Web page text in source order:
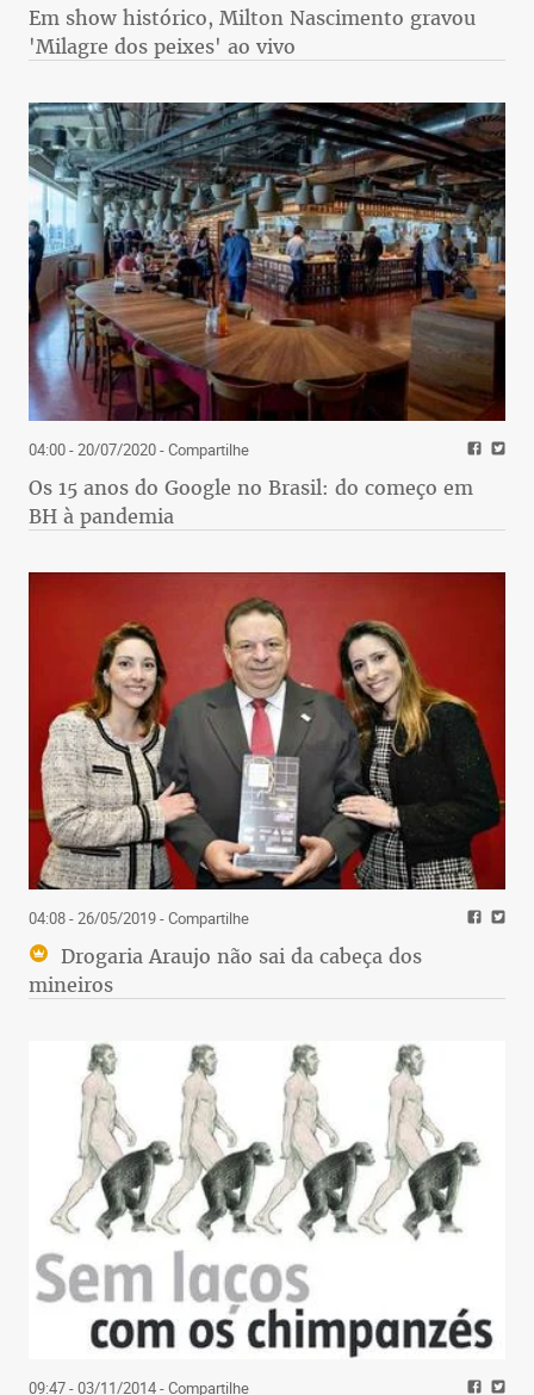
Em show histórico, Milton Nascimento gravou
'Milagre dos peixes' ao vivo
04:00 - 20/07/2020- Compartilhe
Os 15 anos do Google no Brasil: do começo em
BH à pandemia
04:08 - 26/05/2019- Compartilhe
Drogaria Araujo não sai da cabeça dos
mineiros
09:47 - 03/11/2014- Compartilhe